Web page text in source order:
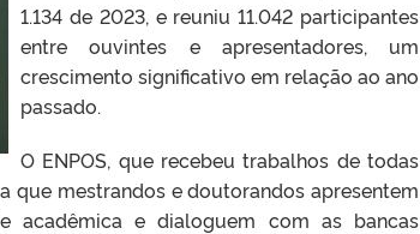
1.134 de 2023, e reuniu 11.042 participantes
entre ouvintes e apresentadores, um
crescimento significativo em relação ao ano
passado.
O ENPOS, que recebeu trabalhos de todas
que mestrandos e doutorandos apresentem
acadêmica e dialoguem com as bancas